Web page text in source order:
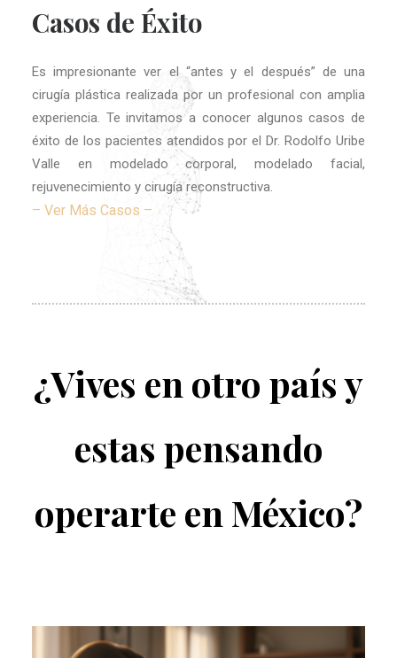
Casos de Éxito
Es impresionante ver el “antes y el después” de una
cirugía plástica realizada por un profesional con amplia
experiencia. Te invitamos a conocer algunos casos de
éxito de los pacientes atendidos por el Dr. Rodolfo Uribe
Valle en modelado corporal, modelado facial,
rejuvenecimiento y cirugía reconstructiva.
– Ver Más Casos –
¿Vives en otro país y
estas pensando
operarte en México?